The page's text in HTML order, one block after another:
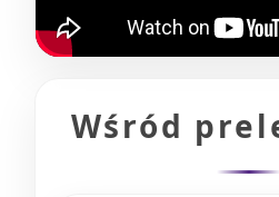
Wśród